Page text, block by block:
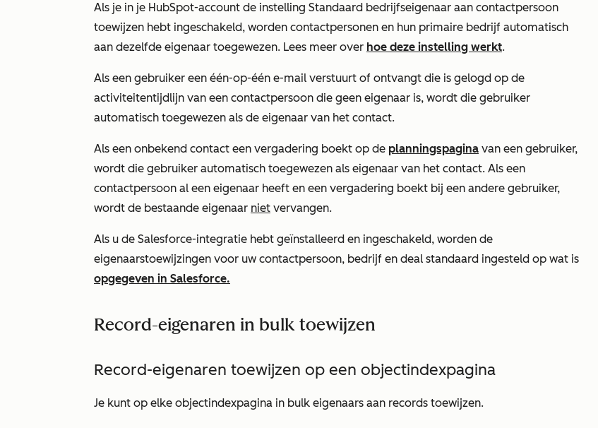
Als je in je HubSpot-account de instelling Standaard bedrijfseigenaar aan contactpersoon
toewijzen hebt ingeschakeld, worden contactpersonen en hun primaire bedrijf automatisch
aan dezelfde eigenaar toegewezen. Lees meer over hoe deze instelling werkt.
Als een gebruiker een één-op-één e-mail verstuurt of ontvangt die is gelogd op de
activiteitentijdlijn van een contactpersoon die geen eigenaar is, wordt die gebruiker
automatisch toegewezen als de eigenaar van het contact.
Als een onbekend contact een vergadering boekt op de planningspagina van een gebruiker,
wordt die gebruiker automatisch toegewezen als eigenaar van het contact. Als een
contactpersoon al een eigenaar heeft en een vergadering boekt bij een andere gebruiker,
wordt de bestaande eigenaar niet vervangen.
Als u de Salesforce-integratie hebt geïnstalleerd en ingeschakeld, worden de
eigenaarstoewijzingen voor uw contactpersoon, bedrijf en deal standaard ingesteld op wat is
opgegeven in Salesforce.
Record-eigenaren in bulk toewijzen
Record-eigenaren toewijzen op een objectindexpagina
Je kunt op elke objectindexpagina in bulk eigenaars aan records toewijzen.